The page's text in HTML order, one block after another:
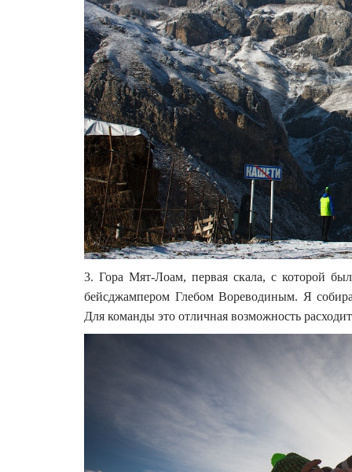
3. Гора Мят-Лоам, первая скала, с которой
бейсджампером Глебом Вореводиным. Я
Для команды это отличная возможность